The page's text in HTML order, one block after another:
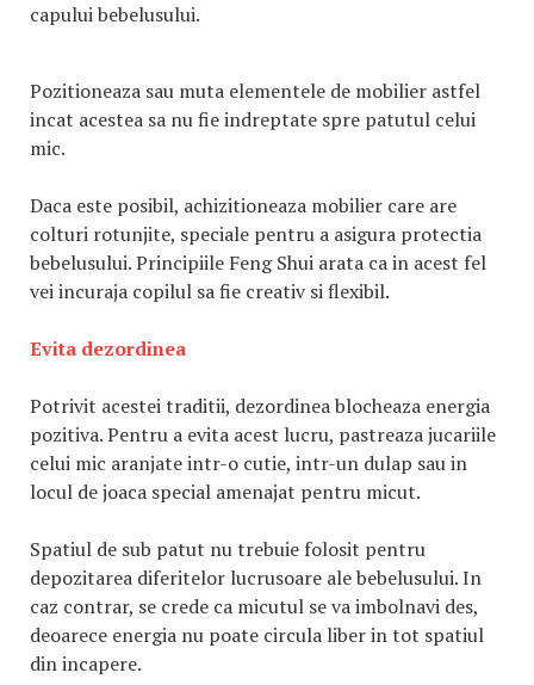
capului bebelusului.
Pozitioneaza sau muta elementele de mobilier astfel
incat acestea sa nu fie indreptate spre patutul celui
mic.
Daca este posibil, achizitioneaza mobilier care are
colturi rotunjite, speciale pentru a asigura protectia
bebelusului. Principiile Feng Shui arata ca in acest fel
vei incuraja copilul sa fie creativ si flexibil.
Evita dezordinea
Potrivit acestei traditii, dezordinea blocheaza energia
pozitiva. Pentru a evita acest lucru, pastreaza jucariile
celui mic aranjate intr-o cutie, intr-un dulap sau in
locul de joaca special amenajat pentru micut.
Spatiul de sub patut nu trebuie folosit pentru
depozitarea diferitelor lucrusoare ale bebelusului. In
caz contrar, se crede ca micutul se va imbolnavi des,
deoarece energia nu poate circula liber in tot spatiul
din incapere.